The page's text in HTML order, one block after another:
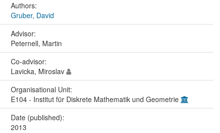
Authors:
Gruber, David
Advisor:
Peternell, Martin
Co-advisor:
Lavicka, Miroslav
Organisational Unit:
E104 - Institut für Diskrete Mathematik und Geometrie
Date (published):
2013